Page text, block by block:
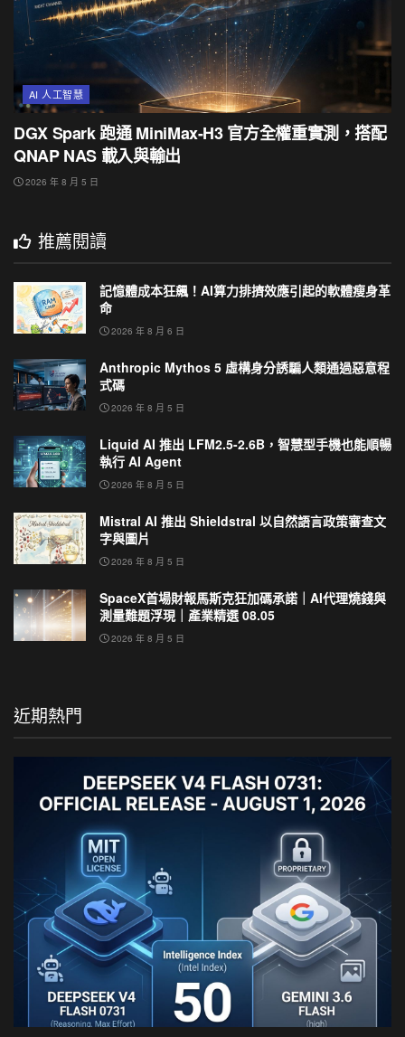
AI 人工智慧
DGX Spark 跑通 MiniMax-H3 官方全權重實測，搭配
QNAP NAS 載入與輸出
2026 年 8 月 5 日
推薦閱讀
記憶體成本狂飆！AI算力排擠效應引起的軟體瘦身革
命
2026 年 8 月 6 日
Anthropic Mythos 5 虛構身分誘騙人類通過惡意程
式碼
2026 年 8 月 5 日
Liquid AI 推出 LFM2.5-2.6B，智慧型手機也能順暢
執行 AI Agent
2026 年 8 月 5 日
Mistral AI 推出 Shieldstral 以自然語言政策審查文
字與圖片
2026 年 8 月 5 日
SpaceX首場財報馬斯克狂加碼承諾｜AI代理燒錢與
測量難題浮現｜產業精選 08.05
2026 年 8 月 5 日
近期熱門